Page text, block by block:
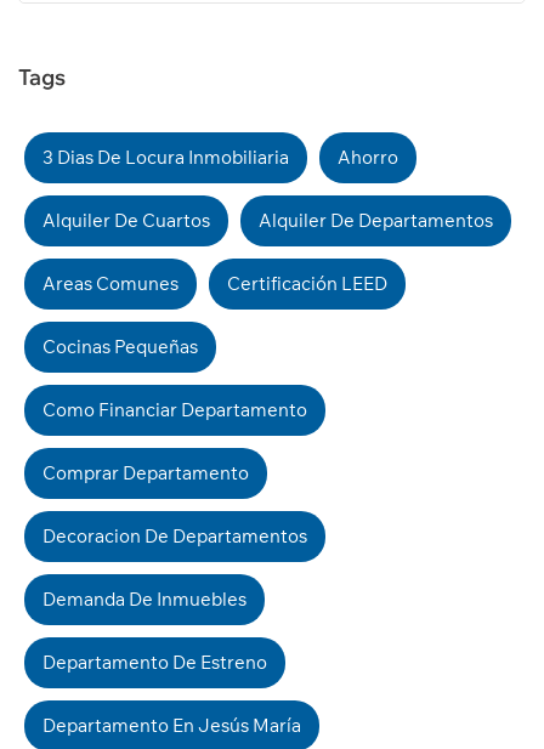
Tags
3 Dias De Locura Inmobiliaria Ahorro
Alquiler De Cuartos Alquiler De Departamentos
Areas Comunes Certificación LEED
Cocinas Pequeñas
Como Financiar Departamento
Comprar Departamento
Decoracion De Departamentos
Demanda De Inmuebles
Departamento De Estreno
Departamento En Jesús María